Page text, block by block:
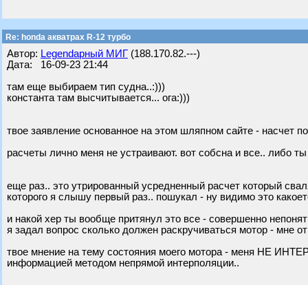
Re: honda акватрах R-12 турбо
Автор: Legendарный МИГ (188.170.82.---)
Дата: 16-09-23 21:44
там еще выбираем тип судна..:)))
константа там высчитывается... ога:)))
твое заявление основанное на этом шляпном сайте - насчет
расчеты лично меня не устраивают. вот собсна и все.. либо
еще раз.. это утрированный усредненный расчет который
которого я слышу первый раз.. пошукал - ну видимо это
и накой хер ты вообще притянул это все - совершенно
я задал вопрос сколько должен раскручиваться мотор - мне
твое мнение на тему состояния моего мотора - меня НЕ
информацией методом непрямой интерполяции..